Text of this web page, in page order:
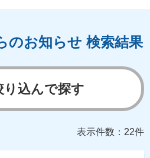
のお知らせ 検索結果
り込んで探す
表示件数：22件